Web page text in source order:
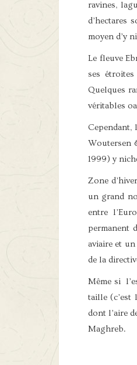
ravines,
d’hectares
moyen d’y
Le fleuve
ses
Quelques
véritables
Cependant,
Woutersen
1999) y
Zone
un grand
entre
permanent
aviaire et
de la
Même si
taille (c’est
dont l’aire
Maghreb.